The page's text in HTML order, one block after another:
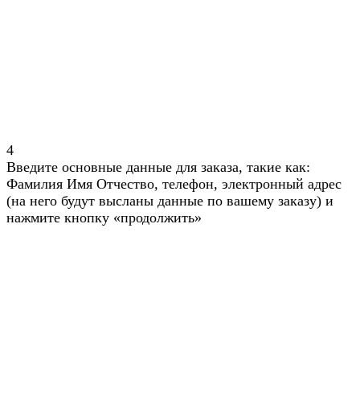
4
Введите основные данные для заказа, такие как:
Фамилия Имя Отчество, телефон, электронный адрес
(на него будут высланы данные по вашему заказу) и
нажмите кнопку «продолжить»